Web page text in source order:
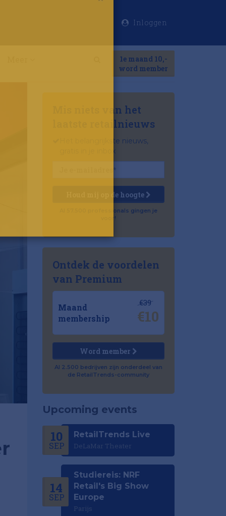
Inloggen
1e maand 10,-
word member
Mis niets van het
laatste retailnieuws
Het belangrijkste nieuws,
gratis in je inbox
Houd mij op de hoogte
Al 57.500 professionals gingen je
voor!
Ontdek de voordelen
van Premium
Maand
membership
€39
€10
Word member
Al 2.500 bedrijven zijn onderdeel van
de RetailTrends-community
Upcoming events
10
SEP
RetailTrends Live
DeLaMar Theater
14
SEP
Studiereis: NRF
Retail's Big Show
Europe
Parijs